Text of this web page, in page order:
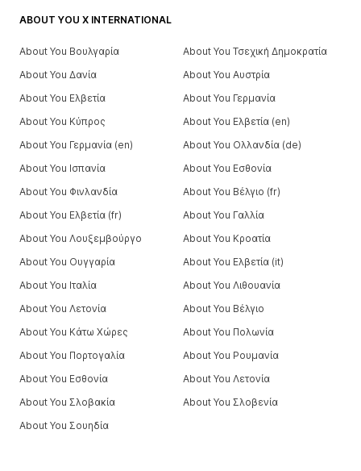
ABOUT YOU X INTERNATIONAL
About You Βουλγαρία
About You Τσεχική Δημοκρατία
About You Δανία
About You Αυστρία
About You Ελβετία
About You Γερμανία
About You Κύπρος
About You Ελβετία (en)
About You Γερμανία (en)
About You Ολλανδία (de)
About You Ισπανία
About You Εσθονία
About You Φινλανδία
About You Βέλγιο (fr)
About You Ελβετία (fr)
About You Γαλλία
About You Λουξεμβούργο
About You Κροατία
About You Ουγγαρία
About You Ελβετία (it)
About You Ιταλία
About You Λιθουανία
About You Λετονία
About You Βέλγιο
About You Κάτω Χώρες
About You Πολωνία
About You Πορτογαλία
About You Ρουμανία
About You Εσθονία
About You Λετονία
About You Σλοβακία
About You Σλοβενία
About You Σουηδία